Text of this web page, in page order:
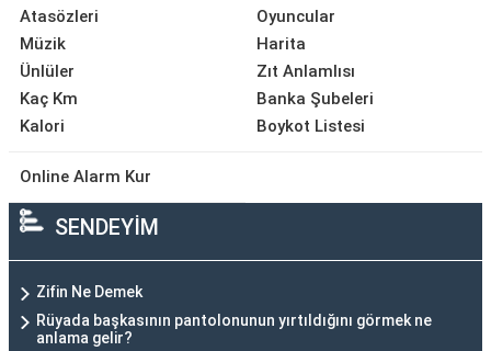
Atasözleri
Müzik
Ünlüler
Kaç Km
Kalori
Oyuncular
Harita
Zıt Anlamlısı
Banka Şubeleri
Boykot Listesi
Online Alarm Kur
SENDEYİM
Zifin Ne Demek
Rüyada başkasının pantolonunun yırtıldığını görmek ne
anlama gelir?